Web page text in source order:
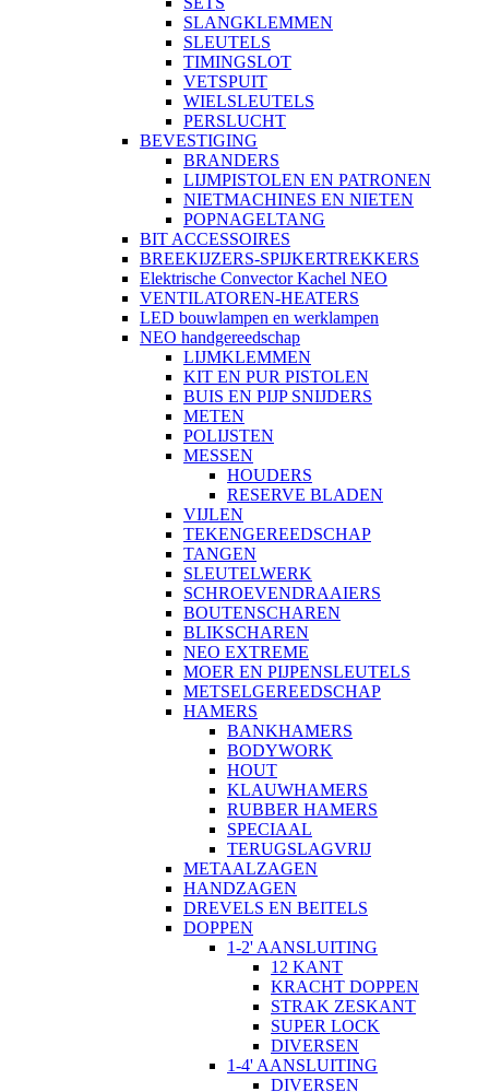
SLANGKLEMMEN
SLEUTELS
TIMINGSLOT
VETSPUIT
WIELSLEUTELS
PERSLUCHT
BEVESTIGING
BRANDERS
LIJMPISTOLEN EN PATRONEN
NIETMACHINES EN NIETEN
POPNAGELTANG
BIT ACCESSOIRES
BREEKIJZERS-SPIJKERTREKKERS
Elektrische Convector Kachel NEO
VENTILATOREN-HEATERS
LED bouwlampen en werklampen
NEO handgereedschap
LIJMKLEMMEN
KIT EN PUR PISTOLEN
BUIS EN PIJP SNIJDERS
METEN
POLIJSTEN
MESSEN
HOUDERS
RESERVE BLADEN
VIJLEN
TEKENGEREEDSCHAP
TANGEN
SLEUTELWERK
SCHROEVENDRAAIERS
BOUTENSCHAREN
BLIKSCHAREN
NEO EXTREME
MOER EN PIJPENSLEUTELS
METSELGEREEDSCHAP
HAMERS
BANKHAMERS
BODYWORK
HOUT
KLAUWHAMERS
RUBBER HAMERS
SPECIAAL
TERUGSLAGVRIJ
METAALZAGEN
HANDZAGEN
DREVELS EN BEITELS
DOPPEN
1-2' AANSLUITING
12 KANT
KRACHT DOPPEN
STRAK ZESKANT
SUPER LOCK
DIVERSEN
1-4' AANSLUITING
DIVERSEN